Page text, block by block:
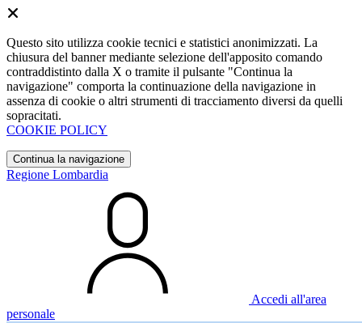
Questo sito utilizza cookie tecnici e statistici anonimizzati. La
chiusura del banner mediante selezione dell'apposito comando
contraddistinto dalla X o tramite il pulsante "Continua la
navigazione" comporta la continuazione della navigazione in
assenza di cookie o altri strumenti di tracciamento diversi da quelli
sopracitati.
COOKIE POLICY
Continua la navigazione
Regione Lombardia
Accedi all'area
personale